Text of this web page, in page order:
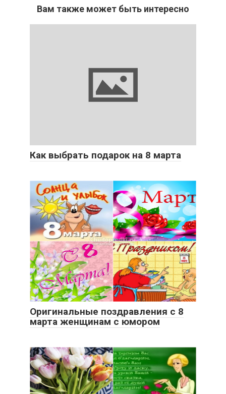
Вам также может быть интересно
Как выбрать подарок на 8 марта
Оригинальные поздравления с 8
марта женщинам с юмором